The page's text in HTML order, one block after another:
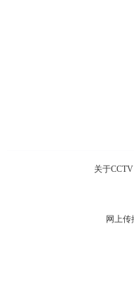
关于CCTV
网上传